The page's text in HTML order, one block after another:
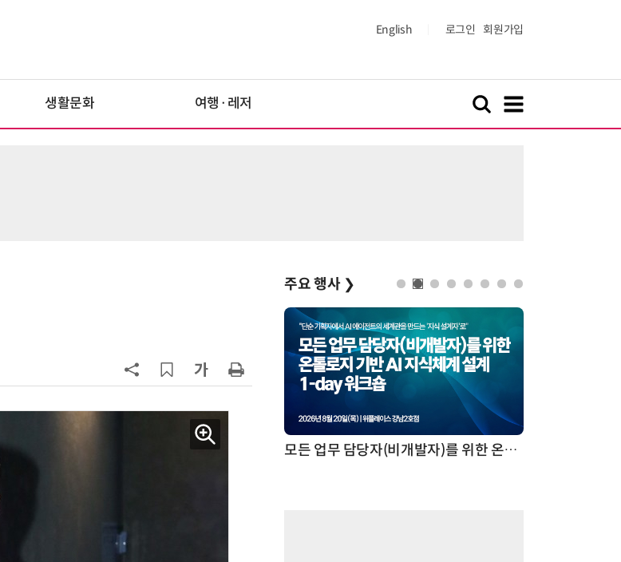
English 로그인 회원가입
생활문화 여행·레저
주요 행사 ❯
모든 업무 담당자(비개발자)를 위한 온톨로지 기반 AI 지식체계 설계 1-day 워크숍